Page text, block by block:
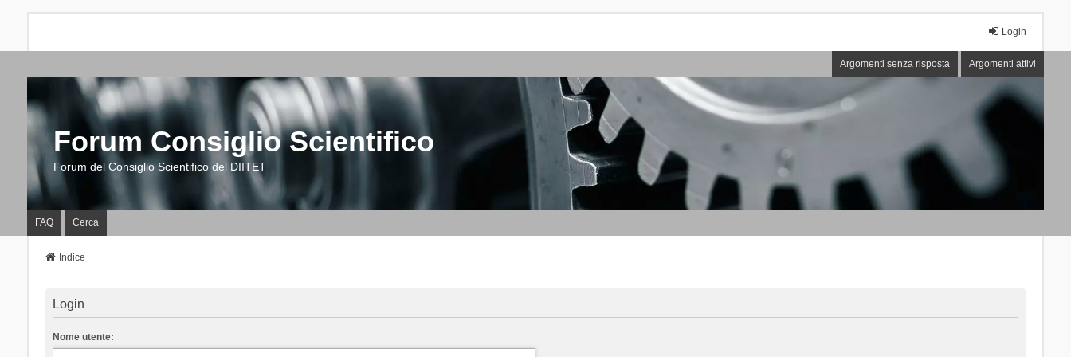
Login
Argomenti senza risposta Argomenti attivi
Forum Consiglio Scientifico
Forum del Consiglio Scientifico del DIITET
FAQ Cerca
Indice
Login
Nome utente: